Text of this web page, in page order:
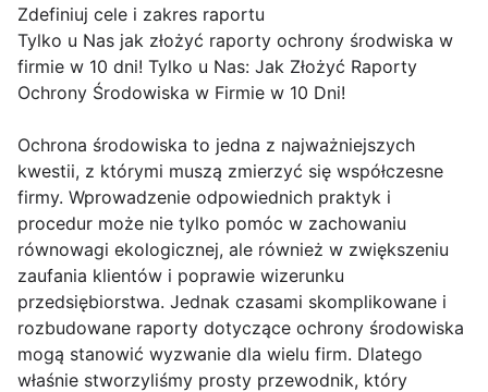
Zdefiniuj cele i zakres raportu
Tylko u Nas jak złożyć raporty ochrony środwiska w
firmie w 10 dni! Tylko u Nas: Jak Złożyć Raporty
Ochrony Środowiska w Firmie w 10 Dni!
Ochrona środowiska to jedna z najważniejszych
kwestii, z którymi muszą zmierzyć się współczesne
firmy. Wprowadzenie odpowiednich praktyk i
procedur może nie tylko pomóc w zachowaniu
równowagi ekologicznej, ale również w zwiększeniu
zaufania klientów i poprawie wizerunku
przedsiębiorstwa. Jednak czasami skomplikowane i
rozbudowane raporty dotyczące ochrony środowiska
mogą stanowić wyzwanie dla wielu firm. Dlatego
właśnie stworzyliśmy prosty przewodnik, który